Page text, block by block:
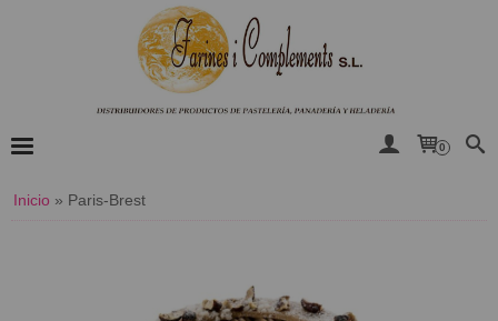
0
Inicio » Paris-Brest